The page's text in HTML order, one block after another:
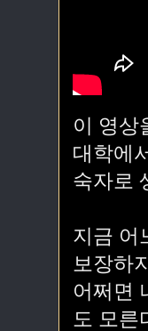
이 영상
대학에
숙자로
지금 어
보장하
어쩌면
도 모른